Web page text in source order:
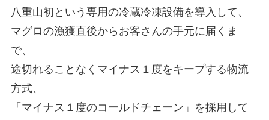
八重山初という専用の冷蔵冷凍設備を導入して、
マグロの漁獲直後からお客さんの手元に届くま
で、
途切れることなくマイナス１度をキープする物流
方式、
「マイナス１度のコールドチェーン」を採用して